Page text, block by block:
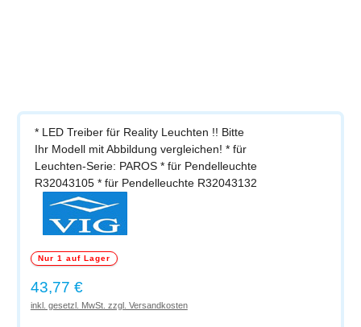
* LED Treiber für Reality Leuchten !! Bitte
Ihr Modell mit Abbildung vergleichen! * für
Leuchten-Serie: PAROS * für Pendelleuchte
R32043105 * für Pendelleuchte R32043132
Nur 1 auf Lager
Regulärer Preis:
43,77 €
inkl. gesetzl. MwSt. zzgl. Versandkosten